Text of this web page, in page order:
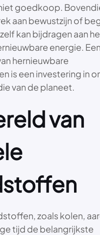
goedkoop.
aan bewustzijn of
kan bijdragen aan
energie.
hernieuwbare
is een investering in
van de planeet.
van
zoals kolen,
tijd de belangrijkste